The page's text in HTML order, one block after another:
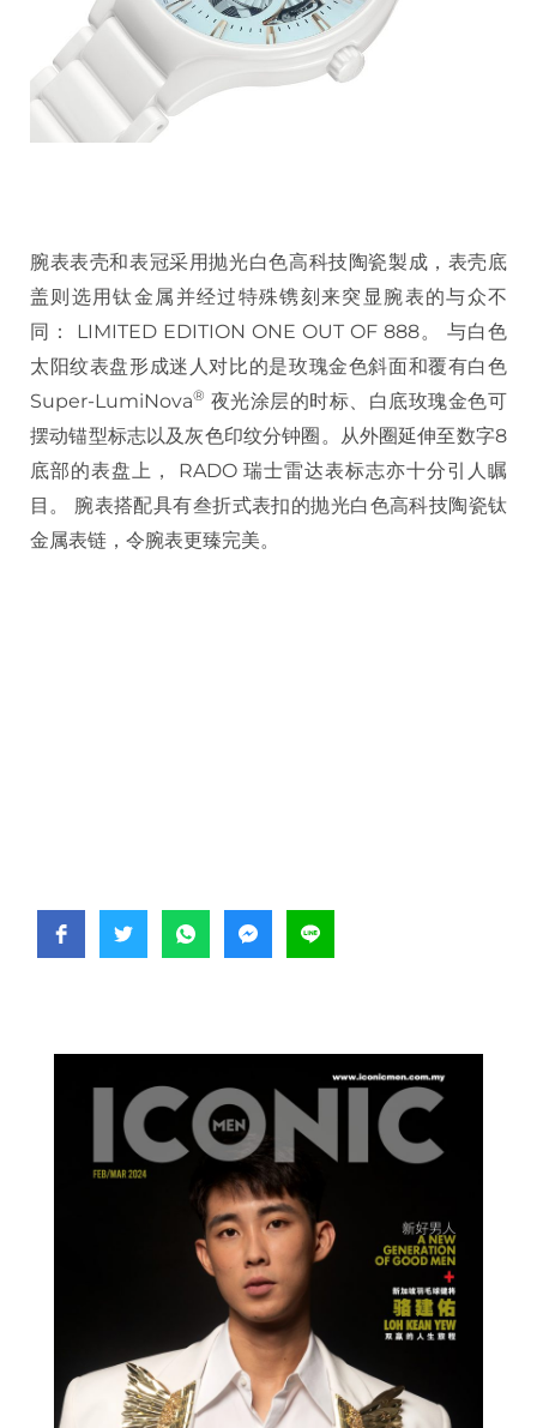
腕表表壳和表冠采用抛光白色高科技陶瓷製成，表壳底
盖则选用钛金属并经过特殊镌刻来突显腕表的与众不
同： LIMITED EDITION ONE OUT OF 888。 与白色
太阳纹表盘形成迷人对比的是玫瑰金色斜面和覆有白色
Super-LumiNova® 夜光涂层的时标、白底玫瑰金色可
摆动锚型标志以及灰色印纹分钟圈。从外圈延伸至数字8
底部的表盘上， RADO 瑞士雷达表标志亦十分引人瞩
目。 腕表搭配具有叁折式表扣的抛光白色高科技陶瓷钛
金属表链，令腕表更臻完美。